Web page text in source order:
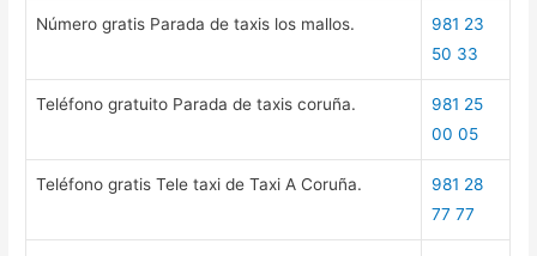
Número gratis Parada de taxis los mallos.
981 23
50 33
Teléfono gratuito Parada de taxis coruña.
981 25
00 05
Teléfono gratis Tele taxi de Taxi A Coruña.
981 28
77 77